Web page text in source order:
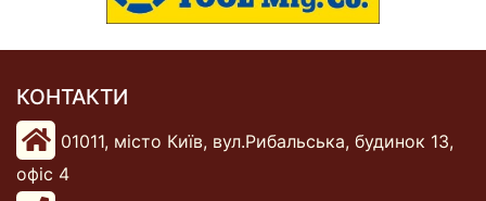
КОНТАКТИ
01011, місто Київ, вул.Рибальська, будинок 13,
офіс 4